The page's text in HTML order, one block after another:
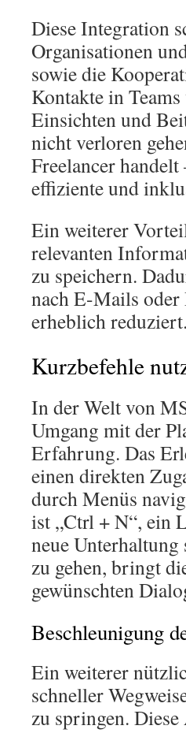
Diese Integration
Organisationen
sowie die
Kontakte in
Einsichten und
nicht verloren
Freelancer
effiziente und
Ein weiterer
relevanten
zu speichern.
nach E-Mails oder
erheblich reduziert.
Kurzbefehle
In der Welt von
Umgang mit der
Erfahrung. Das
einen direkten
durch Menüs
ist „Ctrl + N“, ein
neue
zu gehen, bringt
gewünschten
Beschleunigung
Ein weiterer
schneller
zu springen.